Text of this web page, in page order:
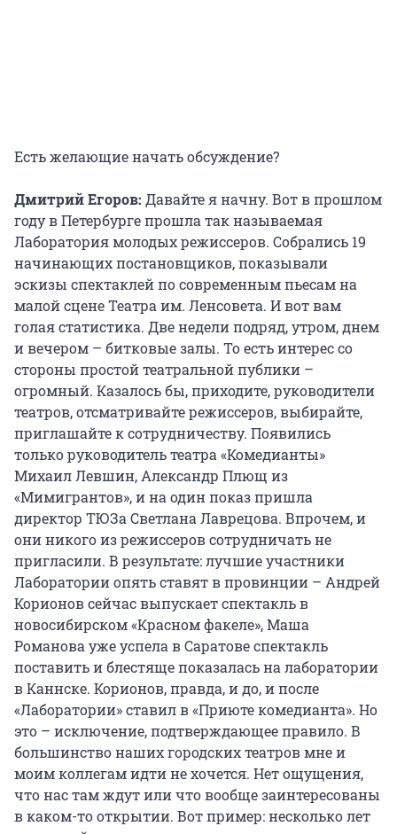
Есть желающие начать обсуждение?
Дмитрий Егоров: Давайте я начну. Вот в прошлом
году в Петербурге прошла так называемая
Лаборатория молодых режиссеров. Собрались 19
начинающих постановщиков, показывали
эскизы спектаклей по современным пьесам на
малой сцене Театра им. Ленсовета. И вот вам
голая статистика. Две недели подряд, утром, днем
и вечером – битковые залы. То есть интерес со
стороны простой театральной публики –
огромный. Казалось бы, приходите, руководители
театров, отсматривайте режиссеров, выбирайте,
приглашайте к сотрудничеству. Появились
только руководитель театра «Комедианты»
Михаил Левшин, Александр Плющ из
«Мимигрантов», и на один показ пришла
директор ТЮЗа Светлана Лаврецова. Впрочем, и
они никого из режиссеров сотрудничать не
пригласили. В результате: лучшие участники
Лаборатории опять ставят в провинции – Андрей
Корионов сейчас выпускает спектакль в
новосибирском «Красном факеле», Маша
Романова уже успела в Саратове спектакль
поставить и блестяще показалась на лаборатории
в Каннске. Корионов, правда, и до, и после
«Лаборатории» ставил в «Приюте комедианта». Но
это – исключение, подтверждающее правило. В
большинство наших городских театров мне и
моим коллегам идти не хочется. Нет ощущения,
что нас там ждут или что вообще заинтересованы
в каком-то открытии. Вот пример: несколько лет